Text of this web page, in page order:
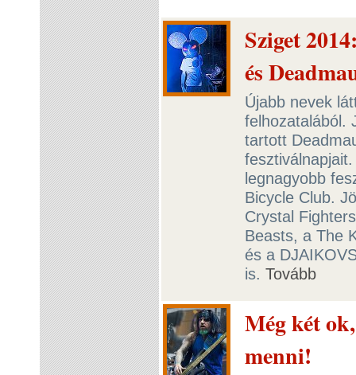
Sziget
és
Újabb nevek
felhozatalából.
tartott
legnagyobb
Bicycle Club.
Crystal
Beasts, a The
és a
is. Tovább
Még két
menni!